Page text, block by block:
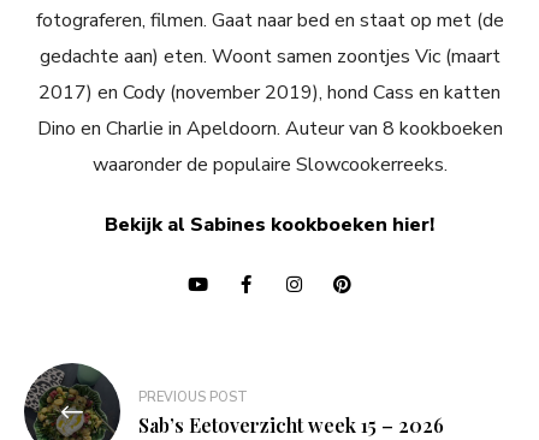
fotograferen, filmen. Gaat naar bed en staat op met (de
gedachte aan) eten. Woont samen zoontjes Vic (maart
2017) en Cody (november 2019), hond Cass en katten
Dino en Charlie in Apeldoorn. Auteur van 8 kookboeken
waaronder de populaire Slowcookerreeks.
Bekijk al Sabines kookboeken hier!
Bericht
navigatie
PREVIOUS POST
Sab’s Eetoverzicht week 15 – 2026